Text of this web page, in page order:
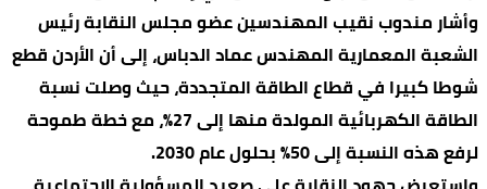
وأشار مندوب نقيب المهندسين عضو مجلس النقابة رئيس
الشعبة المعمارية المهندس عماد الدباس، إلى أن الأردن قطع
شوطا كبيرا في قطاع الطاقة المتجددة، حيث وصلت نسبة
الطاقة الكهربائية المولدة منها إلى 27%، مع خطة طموحة
لرفع هذه النسبة إلى 50% بحلول عام 2030.